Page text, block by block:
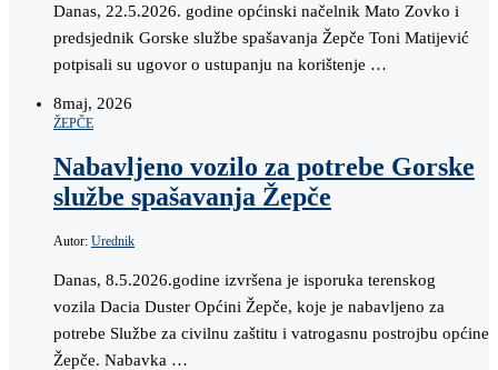
Danas, 22.5.2026. godine općinski načelnik Mato Zovko i
predsjednik Gorske službe spašavanja Žepče Toni Matijević
potpisali su ugovor o ustupanju na korištenje …
8maj, 2026
ŽEPČE
Nabavljeno vozilo za potrebe Gorske
službe spašavanja Žepče
Autor: Urednik
Danas, 8.5.2026.godine izvršena je isporuka terenskog
vozila Dacia Duster Općini Žepče, koje je nabavljeno za
potrebe Službe za civilnu zaštitu i vatrogasnu postrojbu općine
Žepče. Nabavka …